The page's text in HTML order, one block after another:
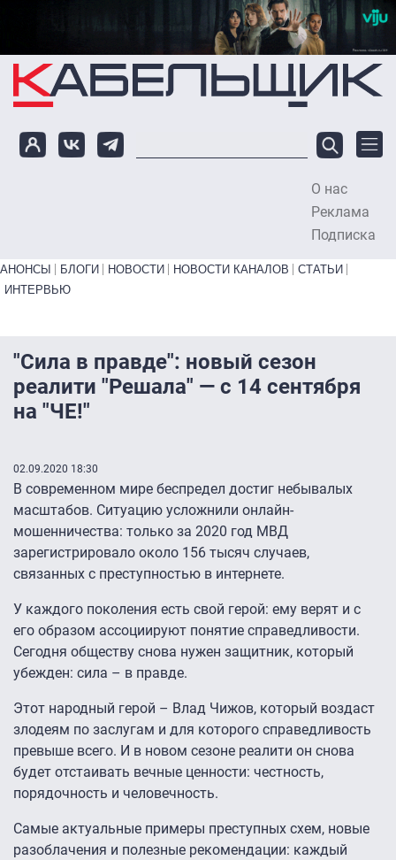
Перейти к основному содержанию
О нас
Реклама
Подписка
Primary links bottom
АНОНСЫ БЛОГИ НОВОСТИ НОВОСТИ КАНАЛОВ
СТАТЬИ
ИНТЕРВЬЮ
"Сила в правде": новый сезон
реалити "Решала" — с 14 сентября
на "ЧЕ!"
02.09.2020 18:30
В современном мире беспредел достиг небывалых
масштабов. Ситуацию усложнили онлайн-
мошенничества: только за 2020 год МВД
зарегистрировало около 156 тысяч случаев,
связанных с преступностью в интернете.
У каждого поколения есть свой герой: ему верят и с
его образом ассоциируют понятие справедливости.
Сегодня обществу снова нужен защитник, который
убежден: сила – в правде.
Этот народный герой – Влад Чижов, который воздаст
злодеям по заслугам и для которого справедливость
превыше всего. И в новом сезоне реалити он снова
будет отстаивать вечные ценности: честность,
порядочность и человечность.
Самые актуальные примеры преступных схем, новые
разоблачения и полезные рекомендации: каждый